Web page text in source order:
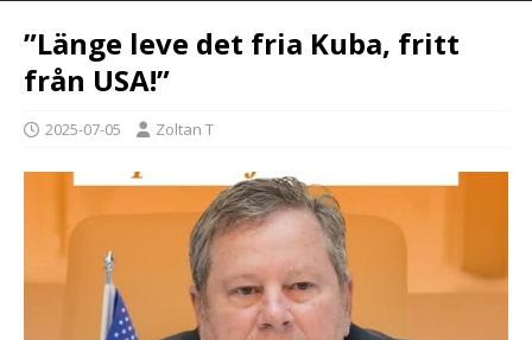
”Länge leve det fria Kuba, fritt
från USA!”
2025-07-05 Zoltan T